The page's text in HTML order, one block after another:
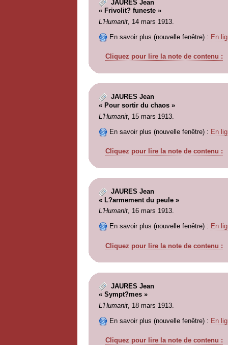
JAURES Jean
« Frivolit? funeste »
L'Humanit, 14 mars 1913.
En savoir plus (nouvelle fenêtre) : En
Cliquez pour lire la note de contenu :
JAURES Jean
« Pour sortir du chaos »
L'Humanit, 15 mars 1913.
En savoir plus (nouvelle fenêtre) : En
Cliquez pour lire la note de contenu :
JAURES Jean
« L?armement du peule »
L'Humanit, 16 mars 1913.
En savoir plus (nouvelle fenêtre) : En
Cliquez pour lire la note de contenu :
JAURES Jean
« Sympt?mes »
L'Humanit, 18 mars 1913.
En savoir plus (nouvelle fenêtre) : En
Cliquez pour lire la note de contenu :